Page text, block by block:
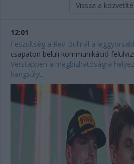
Vissza a
12:01
Feszültség a Red Bullnál a
csapaton belüli kommunikáció
Verstappen a megbízhatóságra
hangsúlyt.